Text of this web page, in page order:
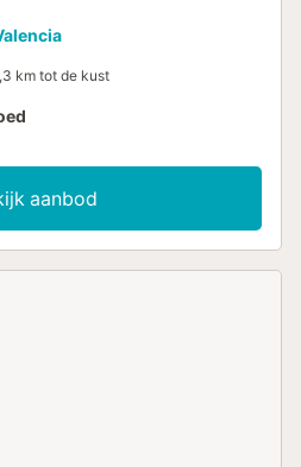
km tot de kust
aanbod